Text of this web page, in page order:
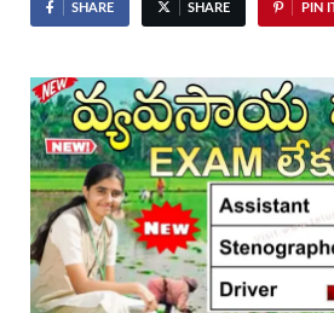
SHARE SHARE PIN IT